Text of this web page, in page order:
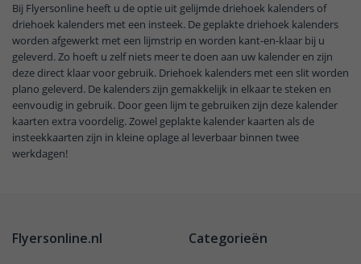
Bij Flyersonline heeft u de optie uit gelijmde driehoek kalenders of
driehoek kalenders met een insteek. De geplakte driehoek kalenders
worden afgewerkt met een lijmstrip en worden kant-en-klaar bij u
geleverd. Zo hoeft u zelf niets meer te doen aan uw kalender en zijn
deze direct klaar voor gebruik. Driehoek kalenders met een slit worden
plano geleverd. De kalenders zijn gemakkelijk in elkaar te steken en
eenvoudig in gebruik. Door geen lijm te gebruiken zijn deze kalender
kaarten extra voordelig. Zowel geplakte kalender kaarten als de
insteekkaarten zijn in kleine oplage al leverbaar binnen twee
werkdagen!
Flyersonline.nl Categorieën